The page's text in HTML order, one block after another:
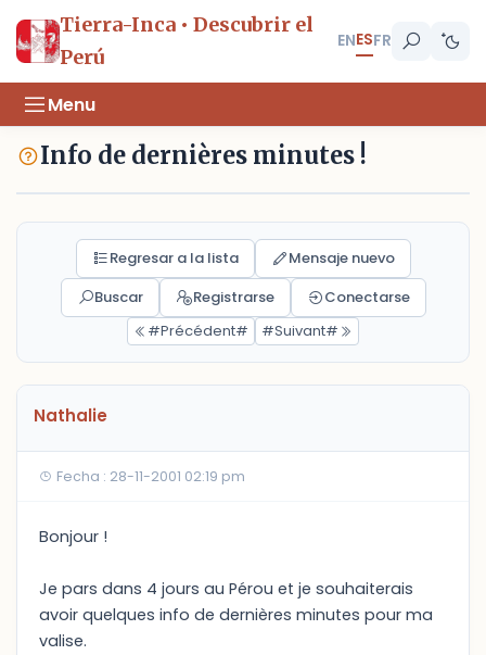
Tierra-Inca • Descubrir el
Perú
ENESFR
Menu
Info de dernières minutes !
Regresar a la lista
Mensaje nuevo
Buscar
Registrarse
Conectarse
#Précédent#
#Suivant#
Nathalie
Fecha : 28-11-2001 02:19 pm
Bonjour !
Je pars dans 4 jours au Pérou et je souhaiterais
avoir quelques info de dernières minutes pour ma
valise.